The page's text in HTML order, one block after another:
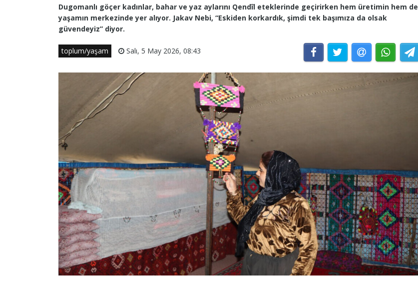
Dugomanlı göçer kadınlar, bahar ve yaz aylarını Qendîl eteklerinde geçirirken hem üretimin hem de
yaşamın merkezinde yer alıyor. Jakav Nebi, “Eskiden korkardık, şimdi tek başımıza da olsak
güvendeyiz” diyor.
toplum/yaşam Salı, 5 May 2026, 08:43